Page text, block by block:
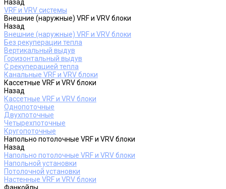
Назад
VRF и VRV системы
Внешние (наружные) VRF и VRV блоки
Назад
Внешние (наружные) VRF и VRV блоки
Без рекуперации тепла
Вертикальный выдув
Горизонтальный выдув
С рекуперацией тепла
Канальные VRF и VRV блоки
Кассетные VRF и VRV блоки
Назад
Кассетные VRF и VRV блоки
Однопоточные
Двухпоточные
Четырехпоточные
Кругопоточные
Напольно потолочные VRF и VRV блоки
Назад
Напольно потолочные VRF и VRV блоки
Напольной установки
Потолочной установки
Настенные VRF и VRV блоки